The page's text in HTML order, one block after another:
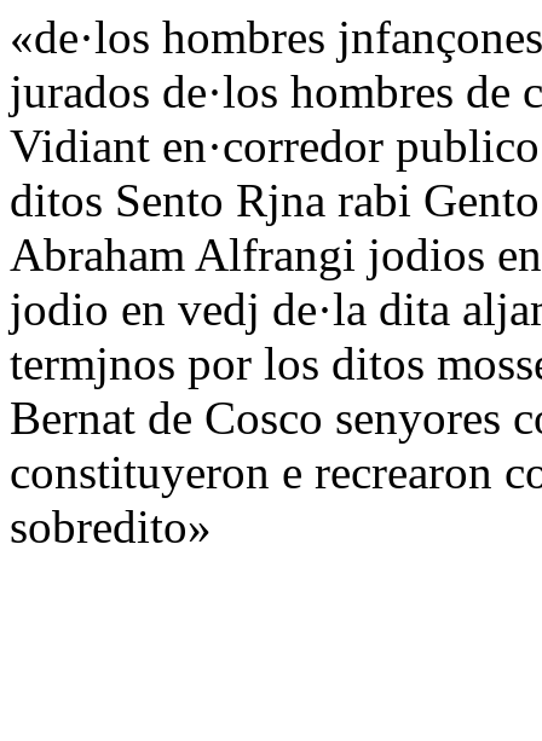
«de·los hombres
jurados de·los hombres
Vidiant en·corredor
ditos Sento Rjna rabi
Abraham Alfrangi jodios
jodio en vedj de·la dita
termjnos por los ditos
Bernat de Cosco senyores
constituyeron e recrearon
sobredito»